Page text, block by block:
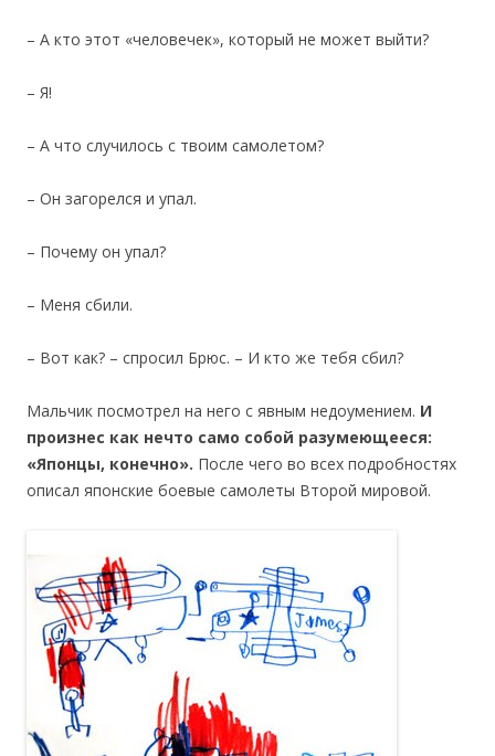
– А кто этот «человечек», который не может выйти?
– Я!
– А что случилось с твоим самолетом?
– Он загорелся и упал.
– Почему он упал?
– Меня сбили.
– Вот как? – спросил Брюс. – И кто же тебя сбил?
Мальчик посмотрел на него с явным недоумением. И
произнес как нечто само собой разумеющееся:
«Японцы, конечно». После чего во всех подробностях
описал японские боевые самолеты Второй мировой.